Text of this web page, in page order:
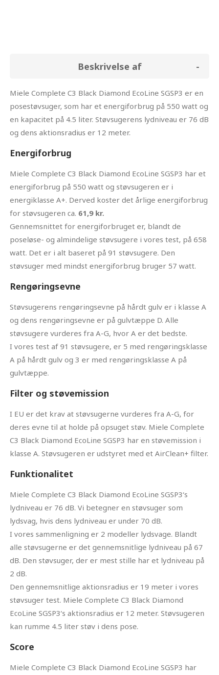
Beskrivelse af
Miele Complete C3 Black Diamond EcoLine SGSP3 er en
posestøvsuger, som har et energiforbrug på 550 watt og
en kapacitet på 4.5 liter. Støvsugerens lydniveau er 76 dB
og dens aktionsradius er 12 meter.
Energiforbrug
Miele Complete C3 Black Diamond EcoLine SGSP3 har et
energiforbrug på 550 watt og støvsugeren er i
energiklasse A+. Derved koster det årlige energiforbrug
for støvsugeren ca. 61,9 kr.
Gennemsnittet for energiforbruget er, blandt de
poseløse- og almindelige støvsugere i vores test, på 658
watt. Det er i alt baseret på 91 støvsugere. Den
støvsuger med mindst energiforbrug bruger 57 watt.
Rengøringsevne
Støvsugerens rengøringsevne på hårdt gulv er i klasse A
og dens rengøringsevne er på gulvtæppe D. Alle
støvsugere vurderes fra A-G, hvor A er det bedste.
I vores test af 91 støvsugere, er 5 med rengøringsklasse
A på hårdt gulv og 3 er med rengøringsklasse A på
gulvtæppe.
Filter og støvemission
I EU er det krav at støvsugerne vurderes fra A-G, for
deres evne til at holde på opsuget støv. Miele Complete
C3 Black Diamond EcoLine SGSP3 har en støvemission i
klasse A. Støvsugeren er udstyret med et AirClean+ filter.
Funktionalitet
Miele Complete C3 Black Diamond EcoLine SGSP3‘s
lydniveau er 76 dB. Vi betegner en støvsuger som
lydsvag, hvis dens lydniveau er under 70 dB.
I vores sammenligning er 2 modeller lydsvage. Blandt
alle støvsugerne er det gennemsnitlige lydniveau på 67
dB. Den støvsuger, der er mest stille har et lydniveau på
2 dB.
Den gennemsnitlige aktionsradius er 19 meter i vores
støvsuger test. Miele Complete C3 Black Diamond
EcoLine SGSP3‘s aktionsradius er 12 meter. Støvsugeren
kan rumme 4.5 liter støv i dens pose.
Score
Miele Complete C3 Black Diamond EcoLine SGSP3 har